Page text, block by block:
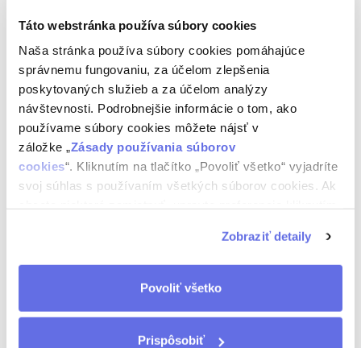
Táto webstránka používa súbory cookies
Naša stránka používa súbory cookies pomáhajúce
správnemu fungovaniu, za účelom zlepšenia
poskytovaných služieb a za účelom analýzy
návštevnosti. Podrobnejšie informácie o tom, ako
používame súbory cookies môžete nájsť v
záložke „Zásady používania súborov
cookies“. Kliknutím na tlačítko „Povoliť všetko“ vyjadríte
svoj súhlas s používaním všetkých súborov cookies. Ak
Zobraziť detaily
Povoliť všetko
Prispôsobiť
Viete, že?
plátkom citróna a ľadom. Uži si svoje leto s chuťou, ktorú
poznáš, v balení, ktoré ťa baví.